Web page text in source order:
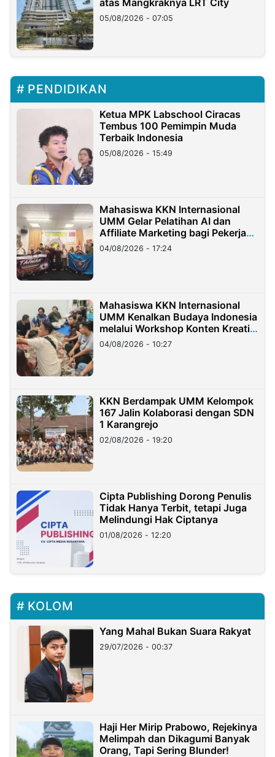
05/08/2026 - 07:05
PENDIDIKAN
Ketua MPK Labschool Ciracas
Tembus 100 Pemimpin Muda
Terbaik Indonesia
05/08/2026 - 15:49
Mahasiswa KKN Internasional
UMM Gelar Pelatihan AI dan
Affiliate Marketing bagi Pekerja
Migran Indonesia di Taiwan
04/08/2026 - 17:24
Mahasiswa KKN Internasional
UMM Kenalkan Budaya Indonesia
melalui Workshop Konten Kreatif
di Taiwan
04/08/2026 - 10:27
KKN Berdampak UMM Kelompok
167 Jalin Kolaborasi dengan SDN
1 Karangrejo
02/08/2026 - 19:20
Cipta Publishing Dorong Penulis
Tidak Hanya Terbit, tetapi Juga
Melindungi Hak Ciptanya
01/08/2026 - 12:20
KOLOM
Yang Mahal Bukan Suara Rakyat
29/07/2026 - 00:37
Haji Her Mirip Prabowo, Rejekinya
Melimpah dan Dikagumi Banyak
Orang, Tapi Sering Blunder!